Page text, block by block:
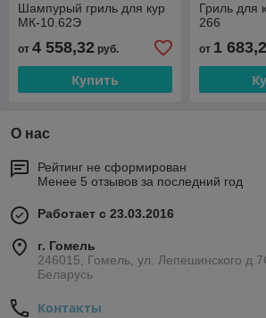
Шампурый гриль для кур
МК-10.62Э
от 4 558,32 руб.
Купить
Гриль для
266
от 1
О нас
Рейтинг не сформирован
Менее 5 отзывов за последний год
Работает с 23.03.2016
г. Гомель
246015, Гомель, ул. Лепешинского
Беларусь
Контакты